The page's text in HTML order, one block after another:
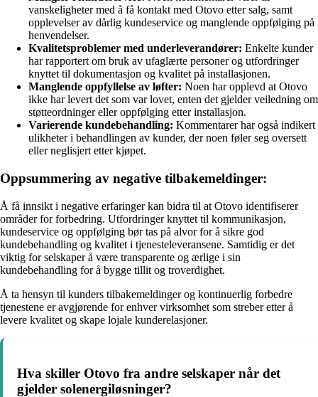
vanskeligheter med å få kontakt med Otovo etter salg, samt
opplevelser av dårlig kundeservice og manglende oppfølging på
henvendelser.
Kvalitetsproblemer med underleverandører: Enkelte kunder
har rapportert om bruk av ufaglærte personer og utfordringer
knyttet til dokumentasjon og kvalitet på installasjonen.
Manglende oppfyllelse av løfter: Noen har opplevd at Otovo
ikke har levert det som var lovet, enten det gjelder veiledning om
støtteordninger eller oppfølging etter installasjon.
Varierende kundebehandling: Kommentarer har også indikert
ulikheter i behandlingen av kunder, der noen føler seg oversett
eller neglisjert etter kjøpet.
Oppsummering av negative tilbakemeldinger:
Å få innsikt i negative erfaringer kan bidra til at Otovo identifiserer
områder for forbedring. Utfordringer knyttet til kommunikasjon,
kundeservice og oppfølging bør tas på alvor for å sikre god
kundebehandling og kvalitet i tjenesteleveransene. Samtidig er det
viktig for selskaper å være transparente og ærlige i sin
kundebehandling for å bygge tillit og troverdighet.
Å ta hensyn til kunders tilbakemeldinger og kontinuerlig forbedre
tjenestene er avgjørende for enhver virksomhet som streber etter å
levere kvalitet og skape lojale kunderelasjoner.
Hva skiller Otovo fra andre selskaper når det
gjelder solenergiløsninger?